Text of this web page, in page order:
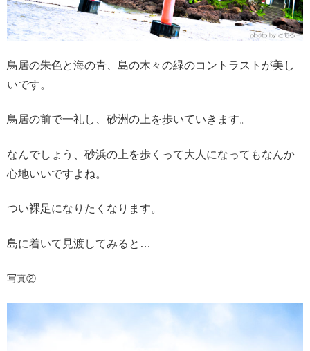
鳥居の朱色と海の青、島の木々の緑のコントラストが美し
いです。
鳥居の前で一礼し、砂洲の上を歩いていきます。
なんでしょう、砂浜の上を歩くって大人になってもなんか
心地いいですよね。
つい裸足になりたくなります。
島に着いて見渡してみると…
写真②